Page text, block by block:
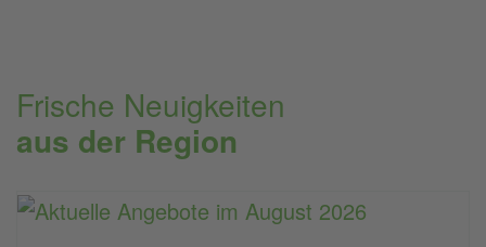
Frische Neuigkeiten
aus der Region